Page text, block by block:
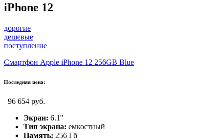
iPhone 12
дорогие
дешевые
поступление
Смартфон Apple iPhone 12 256GB Blue
Последняя цена:
96 654 руб.
Экран: 6.1''
Тип экрана: емкостный
Память: 256 Гб